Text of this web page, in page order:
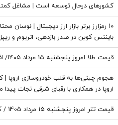
کشورهای درحال توسعه است | مشاغل
هستند، اما ریسک بالایی وجود دارد
۱۰ رمزارز برتر بازار ارز دیجیتال | نوسان
بایننس‌ کوین در صدر بازدهی، اتریوم و
قیمت طلا امروز پنجشنبه ۱۵ مرداد ۱۴۰۵/ افزایش قیمت طلا
هجوم چینی‌ها به قلب خودروسازی اروپا |
اروپا در همکاری با رقبای شرقی نجات پیدا
قیمت تتر امروز پنجشنبه ۱۵ مرداد 1405 / کاهش قیمت تتر